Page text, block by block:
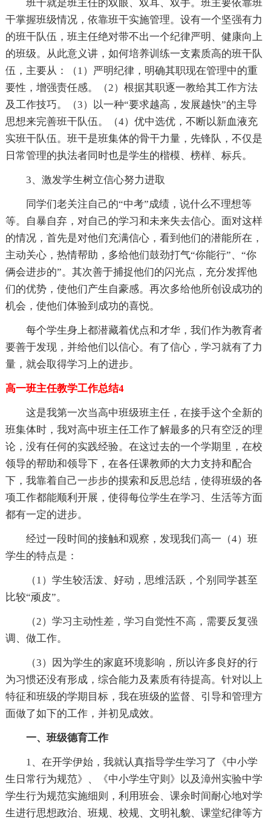
班干就是班主任的双眼、双耳、双手。班主要依靠班
干掌握班级情况，依靠班干实施管理。设有一个坚强有力
的班干队伍，班主任绝对带不出一个纪律严明、健康向上
的班级。从此意义讲，如何培养训练一支素质高的班干队
伍，主要从：（1）严明纪律，明确其职现在管理中的重
要性，增强责任感。（2）根据其职逐一教给其工作方法
及工作技巧。（3）以一种“要求越高，发展越快”的主导
思想来完善班干队伍。（4）优中选优，不断以新血液充
实班干队伍。班干是班集体的骨干力量，先锋队，不仅是
日常管理的执法者同时也是学生的楷模、榜样、标兵。
3、激发学生树立信心努力进取
同学们老关注自己的“中考”成绩，说什么不理想等
等。自暴自弃，对自己的学习和未来失去信心。面对这样
的情况，首先是对他们充满信心，看到他们的潜能所在，
主动关心，热情帮助，多给他们鼓劲打气“你能行”、“你
俩会进步的”。其次善于捕捉他们的闪光点，充分发挥他
们的优势，使他们产生自豪感。再次多给他所创设成功的
机会，使他们体验到成功的喜悦。
每个学生身上都潜藏着优点和才华，我们作为教育者
要善于发现，并给他们以信心。有了信心，学习就有了力
量，就会取得学习上的进步。
高一班主任教学工作总结4
这是我第一次当高中班级班主任，在接手这个全新的
班集体时，我对高中班主任工作了解最多的只有空泛的理
论，没有任何的实践经验。在这过去的一个学期里，在校
领导的帮助和领导下，在各任课教师的大力支持和配合
下，我靠着自己一步步的摸索和反思总结，使得班级的各
项工作都能顺利开展，使得每位学生在学习、生活等方面
都有一定的进步。
经过一段时间的接触和观察，发现我们高一（4）班
学生的特点是：
（1）学生较活泼、好动，思维活跃，个别同学甚至
比较“顽皮”。
（2）学习主动性差，学习自觉性不高，需要反复强
调、做工作。
（3）因为学生的家庭环境影响，所以许多良好的行
为习惯还没有形成，综合能力及素质有待提高。针对以上
特征和班级的学期目标，我在班级的监督、引导和管理方
面做了如下的工作，并初见成效。
一、班级德育工作
1、在开学伊始，我就认真指导学生学习了《中小学
生日常行为规范》、《中小学生守则》以及漳州实验中学
学生行为规范实施细则，利用班会、课余时间耐心地对学
生进行思想政治、班规、校规、文明礼貌、课堂纪律等方